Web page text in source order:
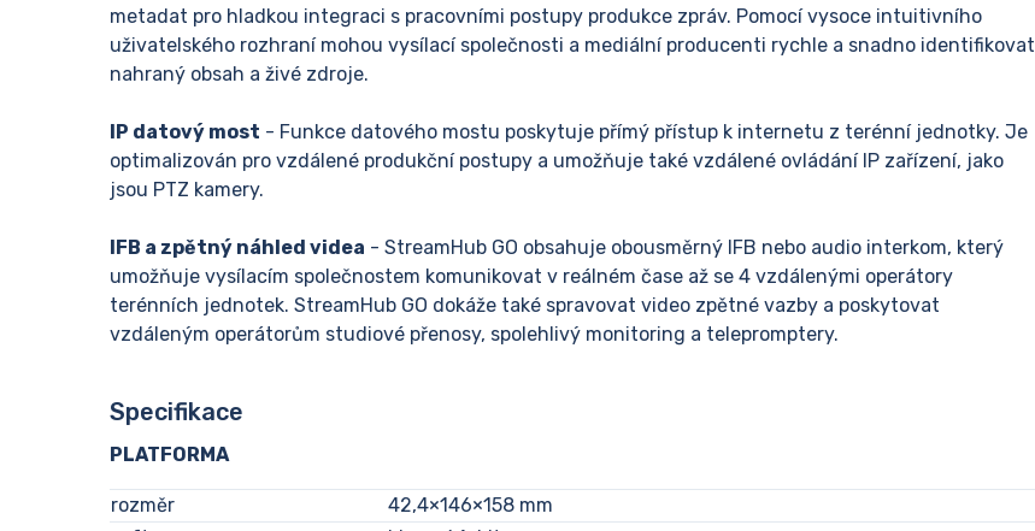
metadat pro hladkou integraci s pracovními postupy produkce zpráv. Pomocí vysoce intuitivního
uživatelského rozhraní mohou vysílací společnosti a mediální producenti rychle a snadno identifikovat
nahraný obsah a živé zdroje.
IP datový most - Funkce datového mostu poskytuje přímý přístup k internetu z terénní jednotky. Je
optimalizován pro vzdálené produkční postupy a umožňuje také vzdálené ovládání IP zařízení, jako
jsou PTZ kamery.
IFB a zpětný náhled videa - StreamHub GO obsahuje obousměrný IFB nebo audio interkom, který
umožňuje vysílacím společnostem komunikovat v reálném čase až se 4 vzdálenými operátory
terénních jednotek. StreamHub GO dokáže také spravovat video zpětné vazby a poskytovat
vzdáleným operátorům studiové přenosy, spolehlivý monitoring a telepromptery.
Specifikace
PLATFORMA
rozměr
42,4×146×158 mm